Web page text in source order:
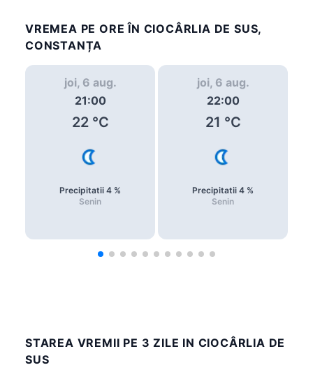
VREMEA PE ORE ÎN CIOCÂRLIA DE SUS,
CONSTANȚA
joi, 6 aug.
21:00
22°C
Precipitatii 4 %
Senin
joi, 6 aug.
22:00
21 °C
Precipitatii 4 %
Senin
STAREA VREMII PE 3 ZILE IN CIOCÂRLIA DE
SUS